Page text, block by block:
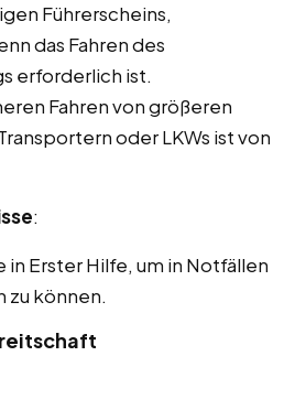
Führerscheins,
das Fahren des
erforderlich ist.
Fahren von größeren
oder LKWs ist von
:
in Erster Hilfe, um in Notfällen
zu können.